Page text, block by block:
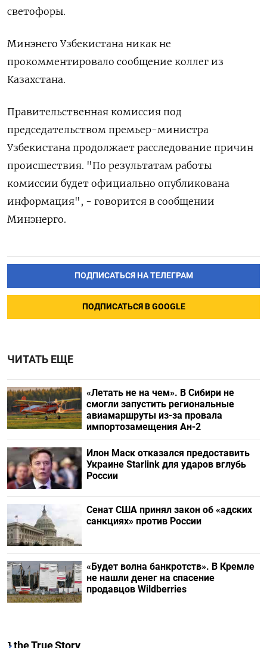
светофоры.
Минэнего Узбекистана никак не
прокомментировало сообщение коллег из
Казахстана.
Правительственная комиссия под
председательством премьер-министра
Узбекистана продолжает расследование причин
происшествия. "По результатам работы
комиссии будет официально опубликована
информация", - говорится в сообщении
Минэнерго.
ПОДПИСАТЬСЯ НА ТЕЛЕГРАМ
ПОДПИСАТЬСЯ В GOOGLE
ЧИТАТЬ ЕЩЕ
«Летать не на чем». В Сибири не
смогли запустить региональные
авиамаршруты из-за провала
импортозамещения Ан-2
Илон Маск отказался предоставить
Украине Starlink для ударов вглубь
России
Сенат США принял закон об «адских
санкциях» против России
«Будет волна банкротств». В Кремле
не нашли денег на спасение
продавцов Wildberries